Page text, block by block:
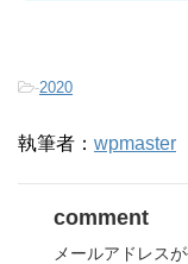
-2020
執筆者： wpmaster
comment
メールアドレス